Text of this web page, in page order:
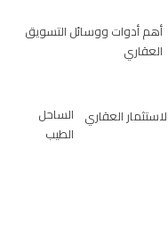
أهم أدوات ووسائل التسويق
العقاري
الساحل
الطيب